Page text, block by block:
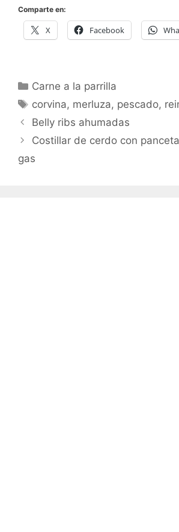
Comparte en:
X Facebook
Categorías
Carne a la parrilla
Etiquetas
corvina, merluza, pescado,
Belly ribs ahumadas
Costillar de cerdo con
gas